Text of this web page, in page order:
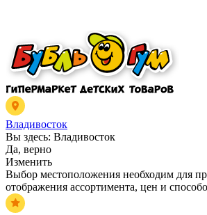
Владивосток
Вы здесь: Владивосток
Да, верно
Изменить
Выбор местоположения необходим для
отображения ассортимента, цен и